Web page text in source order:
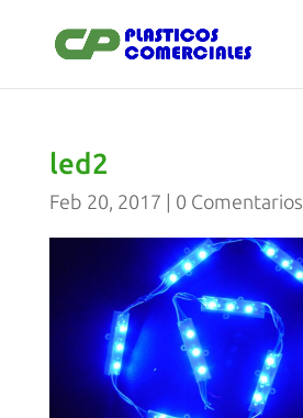
led2
Feb 20, 2017 0 Comentarios